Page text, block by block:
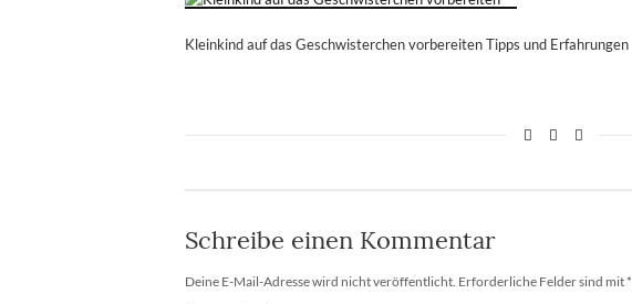
Kleinkind auf das Geschwisterchen vorbereiten Tipps und Erfahrungen
Schreibe einen Kommentar
Deine E-Mail-Adresse wird nicht veröffentlicht. Erforderliche Felder sind mit *